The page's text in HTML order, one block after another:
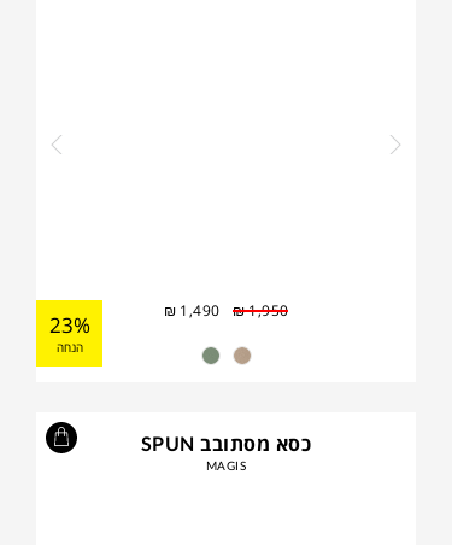
₪1,950
₪ 1,490
23%
הנחה
כסא מסתובב SPUN
MAGIS